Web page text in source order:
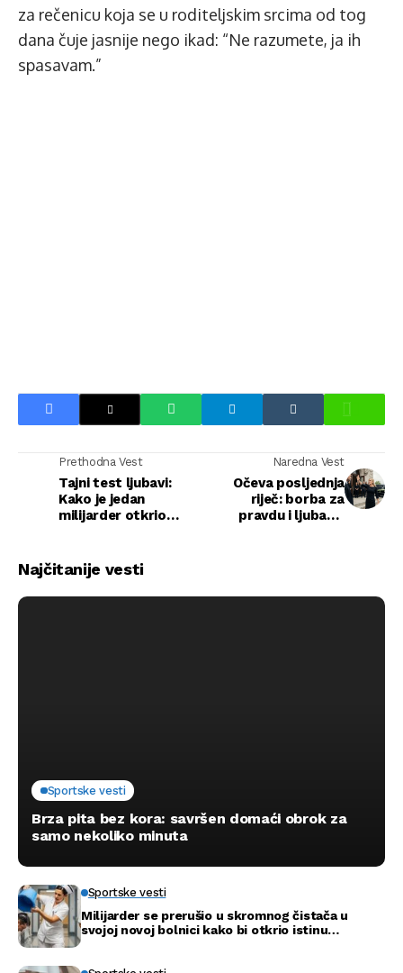
za rečenicu koja se u roditeljskim srcima od tog
dana čuje jasnije nego ikad: “Ne razumete, ja ih
spasavam.”
Prethodna Vest
Tajni test ljubavi:
Kako je jedan
milijarder otkrio
Naredna Vest
Očeva posljednja
riječ: borba za
pravdu i ljubav u
Najčitanije vesti
Sportske vesti
Brza pita bez kora: savršen domaći obrok za
samo nekoliko minuta
Sportske vesti
Milijarder se prerušio u skromnog čistača u
svojoj novoj bolnici kako bi otkrio istinu…